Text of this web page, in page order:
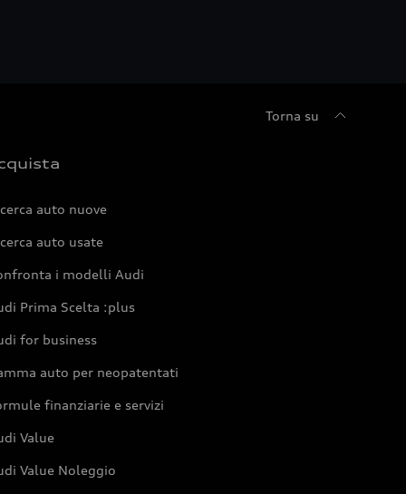
Torna su
auto nuove
auto usate
i modelli Audi
Prima Scelta :plus
for business
auto per neopatentati
finanziarie e servizi
Value
Value Noleggio